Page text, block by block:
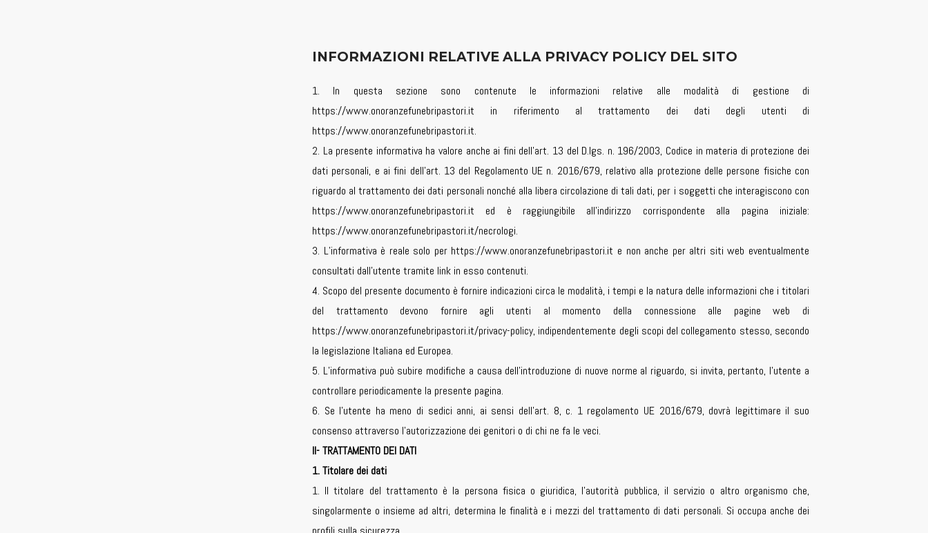
INFORMAZIONI RELATIVE ALLA PRIVACY POLICY DEL SITO
1. In questa sezione sono contenute le informazioni relative alle modalità di gestione di
https://www.onoranzefunebripastori.it in riferimento al trattamento dei dati degli utenti di
https://www.onoranzefunebripastori.it.
2. La presente informativa ha valore anche ai fini dell’art. 13 del D.lgs. n. 196/2003, Codice in materia di protezione dei
dati personali, e ai fini dell’art. 13 del Regolamento UE n. 2016/679, relativo alla protezione delle persone fisiche con
riguardo al trattamento dei dati personali nonché alla libera circolazione di tali dati, per i soggetti che interagiscono con
https://www.onoranzefunebripastori.it ed è raggiungibile all’indirizzo corrispondente alla pagina iniziale:
https://www.onoranzefunebripastori.it/necrologi.
3. L’informativa è reale solo per https://www.onoranzefunebripastori.it e non anche per altri siti web eventualmente
consultati dall’utente tramite link in esso contenuti.
4. Scopo del presente documento è fornire indicazioni circa le modalità, i tempi e la natura delle informazioni che i titolari
del trattamento devono fornire agli utenti al momento della connessione alle pagine web di
https://www.onoranzefunebripastori.it/privacy-policy, indipendentemente degli scopi del collegamento stesso, secondo
la legislazione Italiana ed Europea.
5. L’informativa può subire modifiche a causa dell’introduzione di nuove norme al riguardo, si invita, pertanto, l’utente a
controllare periodicamente la presente pagina.
6. Se l’utente ha meno di sedici anni, ai sensi dell’art. 8, c. 1 regolamento UE 2016/679, dovrà legittimare il suo
consenso attraverso l’autorizzazione dei genitori o di chi ne fa le veci.
II- TRATTAMENTO DEI DATI
1. Titolare dei dati
1. Il titolare del trattamento è la persona fisica o giuridica, l’autorità pubblica, il servizio o altro organismo che,
singolarmente o insieme ad altri, determina le finalità e i mezzi del trattamento di dati personali. Si occupa anche dei